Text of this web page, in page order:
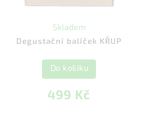
Degustační balíček KŘUP
Skladem
499 Kč
Do košíku